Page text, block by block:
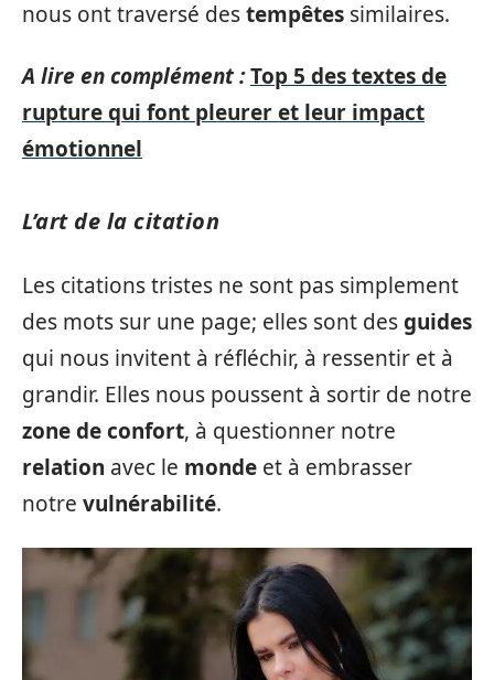
nous ont traversé destempêtes similaires.
A lire en complément :Top 5 des textes de
rupture qui font pleurer et leur impact
émotionnel
L’art de la citation
Les citations tristes ne sont pas simplement
des mots sur une page; elles sont desguides
qui nous invitent à réfléchir, à ressentir et à
grandir. Elles nous poussent à sortir de notre
zone de confort, à questionner notre
relation avec le monde et à embrasser
notre vulnérabilité.